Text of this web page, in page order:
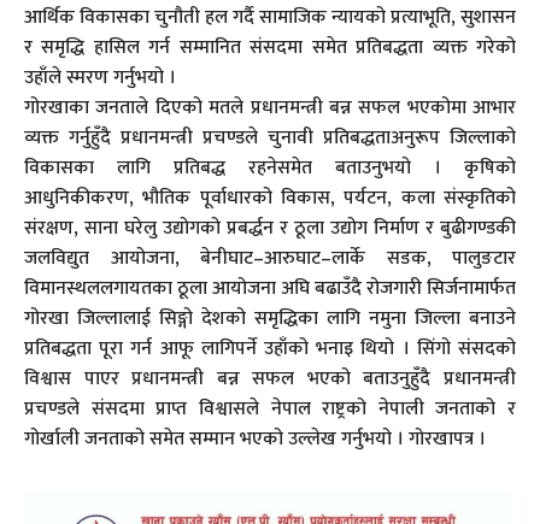
आर्थिक विकासका चुनौती हल गर्दै सामाजिक न्यायको प्रत्याभूति, सुशासन
र समृद्धि हासिल गर्न सम्मानित संसदमा समेत प्रतिबद्धता व्यक्त गरेको
उहाँले स्मरण गर्नुभयो ।
गोरखाका जनताले दिएको मतले प्रधानमन्त्री बन्न सफल भएकोमा आभार
व्यक्त गर्नुहुँदै प्रधानमन्त्री प्रचण्डले चुनावी प्रतिबद्धताअनुरूप जिल्लाको
विकासका लागि प्रतिबद्ध रहनेसमेत बताउनुभयो । कृषिको
आधुनिकीकरण, भौतिक पूर्वाधारको विकास, पर्यटन, कला संस्कृतिको
संरक्षण, साना घरेलु उद्योगको प्रबर्द्धन र ठूला उद्योग निर्माण र बुढीगण्डकी
जलविद्युत आयोजना, बेनीघाट–आरुघाट–लार्के सडक, पालुङटार
विमानस्थललगायतका ठूला आयोजना अघि बढाउँदै रोजगारी सिर्जनामार्फत
गोरखा जिल्लालाई सिङ्गो देशको समृद्धिका लागि नमुना जिल्ला बनाउने
प्रतिबद्धता पूरा गर्न आफू लागिपर्ने उहाँको भनाइ थियो । सिंगो संसदको
विश्वास पाएर प्रधानमन्त्री बन्न सफल भएको बताउनुहुँदै प्रधानमन्त्री
प्रचण्डले संसदमा प्राप्त विश्वासले नेपाल राष्ट्रको नेपाली जनताको र
गोर्खाली जनताको समेत सम्मान भएको उल्लेख गर्नुभयो । गोरखापत्र ।